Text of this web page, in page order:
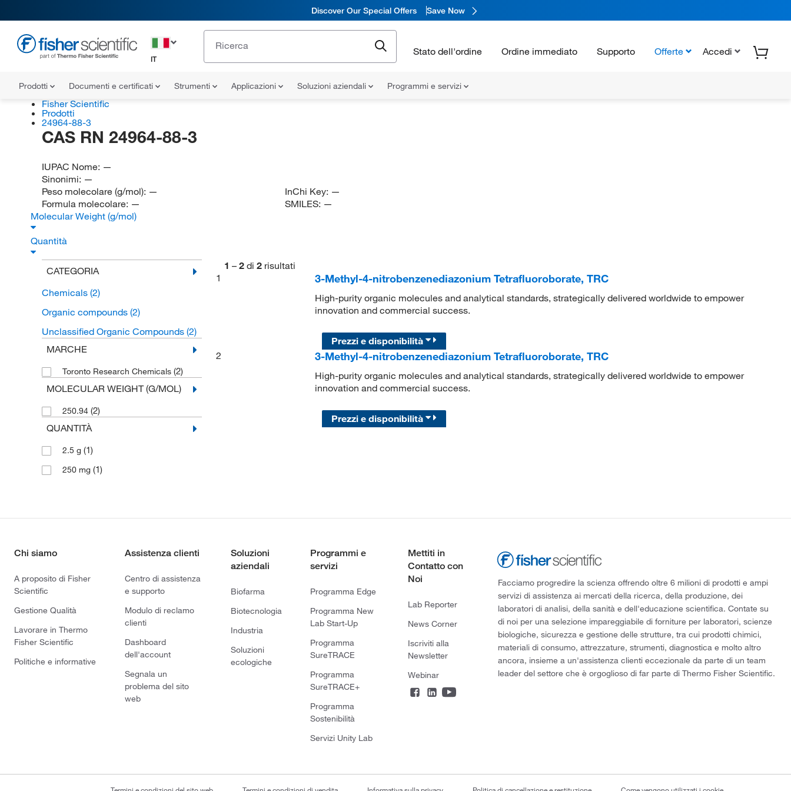
Discover Our Special Offers Save Now
IT
Stato dell'ordine Ordine immediato Supporto Offerte Accedi
Prodotti Documenti e certificati Strumenti Applicazioni Soluzioni aziendali Programmi e servizi
Fisher Scientific
Prodotti
24964-88-3
CAS RN 24964-88-3
IUPAC Nome: —
Sinonimi: —
Peso molecolare (g/mol): —
Formula molecolare: —
InChi Key: —
SMILES: —
Molecular Weight (g/mol)
Quantità
CATEGORIA
Chemicals (2)
Organic compounds (2)
Unclassified Organic Compounds (2)
MARCHE
Toronto Research Chemicals (2)
MOLECULAR WEIGHT (G/MOL)
250.94 (2)
QUANTITÀ
2.5 g (1)
250 mg (1)
1 – 2 di 2 risultati
1
3-Methyl-4-nitrobenzenediazonium Tetrafluoroborate, TRC
High-purity organic molecules and analytical standards, strategically delivered worldwide to empower
innovation and commercial success.
Prezzi e disponibilità
2
3-Methyl-4-nitrobenzenediazonium Tetrafluoroborate, TRC
High-purity organic molecules and analytical standards, strategically delivered worldwide to empower
innovation and commercial success.
Prezzi e disponibilità
Chi siamo
A proposito di Fisher
Scientific
Gestione Qualità
Lavorare in Thermo
Fisher Scientific
Politiche e informative
Assistenza clienti
Centro di assistenza
e supporto
Modulo di reclamo
clienti
Dashboard
dell'account
Segnala un
problema del sito
web
Soluzioni
aziendali
Biofarma
Biotecnologia
Industria
Soluzioni
ecologiche
Programmi e
servizi
Programma Edge
Programma New
Lab Start-Up
Programma
SureTRACE
Programma
SureTRACE+
Programma
Sostenibilità
Servizi Unity Lab
Mettiti in
Contatto con
Noi
Lab Reporter
News Corner
Iscriviti alla
Newsletter
Webinar
Facciamo progredire la scienza offrendo oltre 6 milioni di prodotti e ampi
servizi di assistenza ai mercati della ricerca, della produzione, dei
laboratori di analisi, della sanità e dell'educazione scientifica. Contate su
di noi per una selezione impareggiabile di forniture per laboratori, scienze
biologiche, sicurezza e gestione delle strutture, tra cui prodotti chimici,
materiali di consumo, attrezzature, strumenti, diagnostica e molto altro
ancora, insieme a un'assistenza clienti eccezionale da parte di un team
leader del settore che è orgoglioso di far parte di Thermo Fisher Scientific.